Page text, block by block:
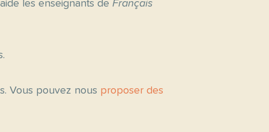
les enseignants de Français
Vous pouvez nous proposer des